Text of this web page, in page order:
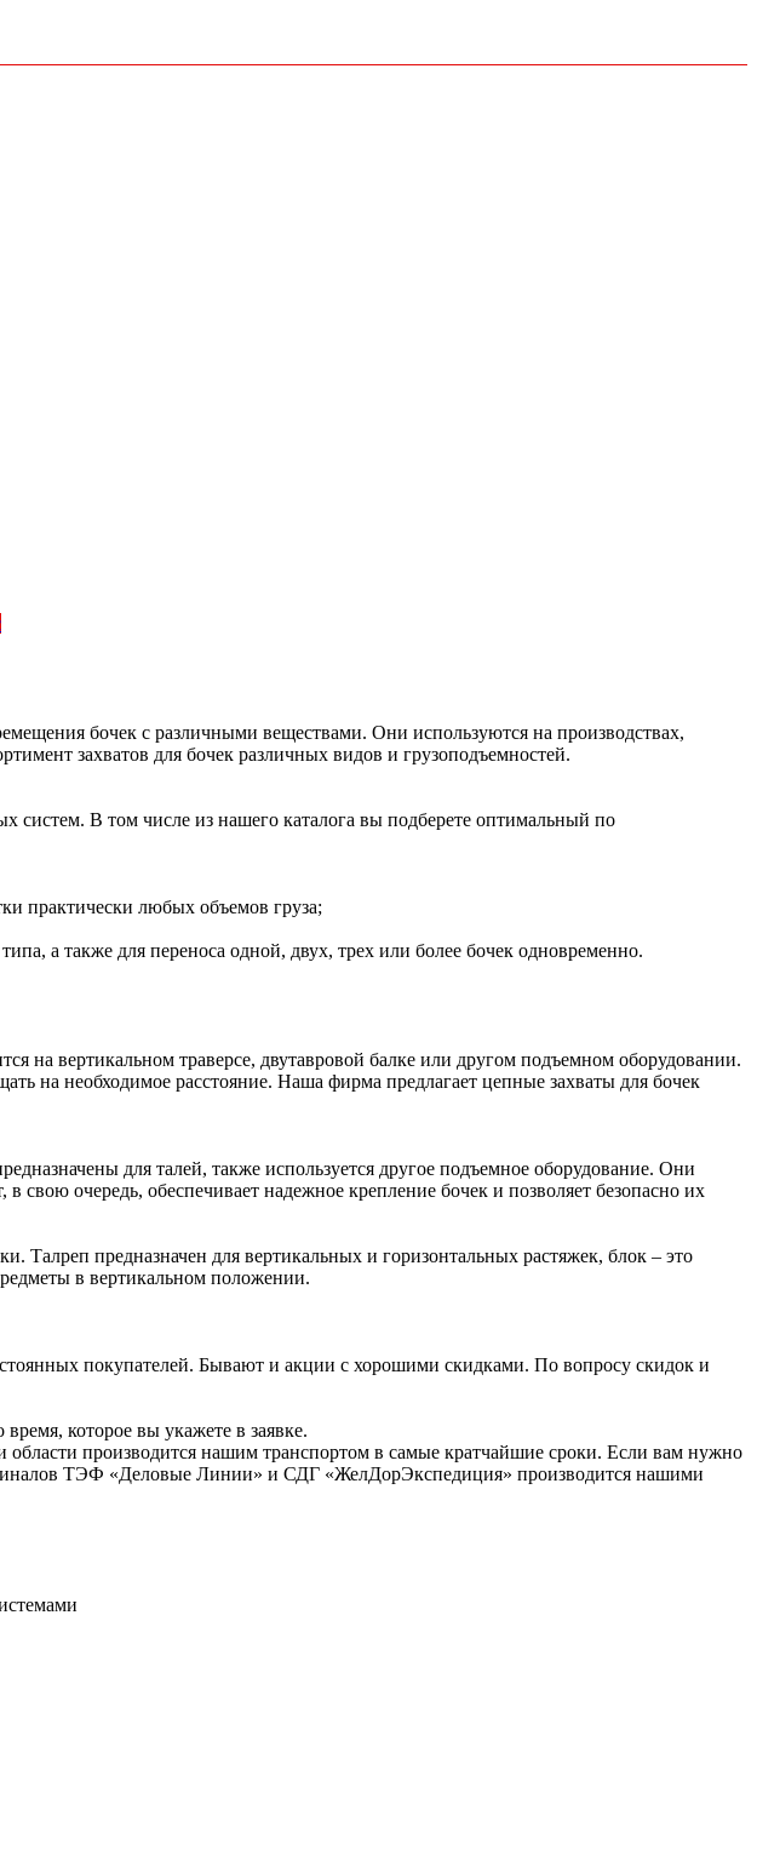
бочек с различными веществами. Они используются на производствах,
захватов для бочек различных видов и грузоподъемностей.
В том числе из нашего каталога вы подберете оптимальный по
практически любых объемов груза;
а также для переноса одной, двух, трех или более бочек одновременно.
на вертикальном траверсе, двутавровой балке или другом подъемном оборудовании.
на необходимое расстояние. Наша фирма предлагает цепные захваты для бочек
для талей, также используется другое подъемное оборудование. Они
свою очередь, обеспечивает надежное крепление бочек и позволяет безопасно их
Талреп предназначен для вертикальных и горизонтальных растяжек, блок – это
в вертикальном положении.
покупателей. Бывают и акции с хорошими скидками. По вопросу скидок и
которое вы укажете в заявке.
производится нашим транспортом в самые кратчайшие сроки. Если вам нужно
ТЭФ «Деловые Линии» и СДГ «ЖелДорЭкспедиция» производится нашими